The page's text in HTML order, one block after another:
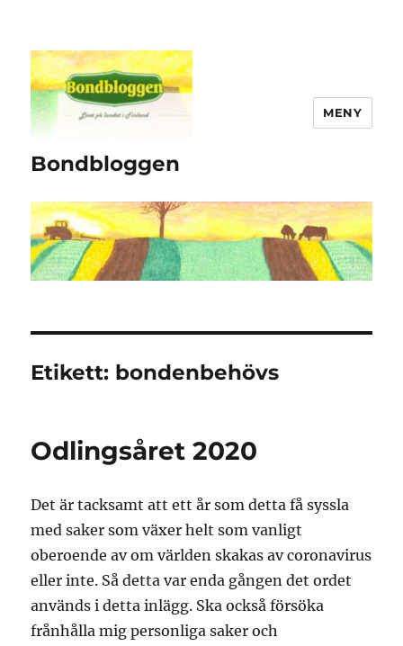
Bondbloggen
MENY
Etikett: bondenbehövs
Odlingsåret 2020
Det är tacksamt att ett år som detta få syssla
med saker som växer helt som vanligt
oberoende av om världen skakas av coronavirus
eller inte. Så detta var enda gången det ordet
används i detta inlägg. Ska också försöka
frånhålla mig personliga saker och